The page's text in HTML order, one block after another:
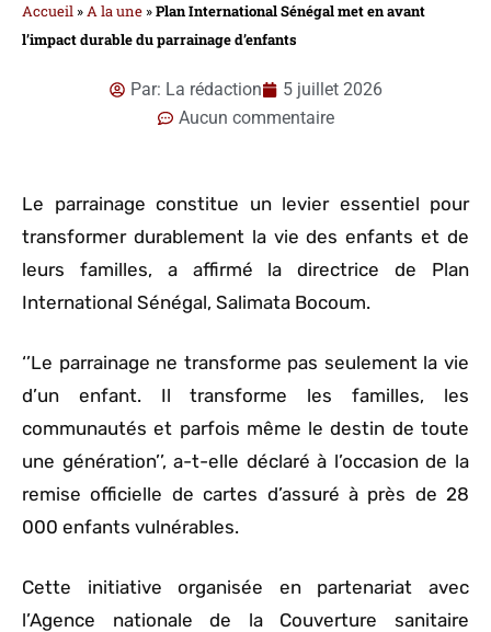
Accueil »A la une »Plan International Sénégal met en avant
l’impact durable du parrainage d’enfants
Par: La rédaction
5 juillet 2026
Aucun commentaire
Le parrainage constitue un levier essentiel pour
transformer durablement la vie des enfants et de
leurs familles, a affirmé la directrice de Plan
International Sénégal, Salimata Bocoum.
‘’Le parrainage ne transforme pas seulement la vie
d’un enfant. Il transforme les familles, les
communautés et parfois même le destin de toute
une génération’’, a-t-elle déclaré à l’occasion de la
remise officielle de cartes d’assuré à près de 28
000 enfants vulnérables.
Cette initiative organisée en partenariat avec
l’Agence nationale de la Couverture sanitaire